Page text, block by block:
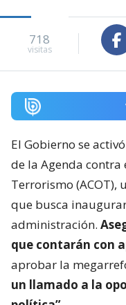
718
visitas
El Gobierno se
de la Agenda contra
Terrorismo (ACOT),
que busca
administración.
que contarán con
aprobar la
un llamado a la